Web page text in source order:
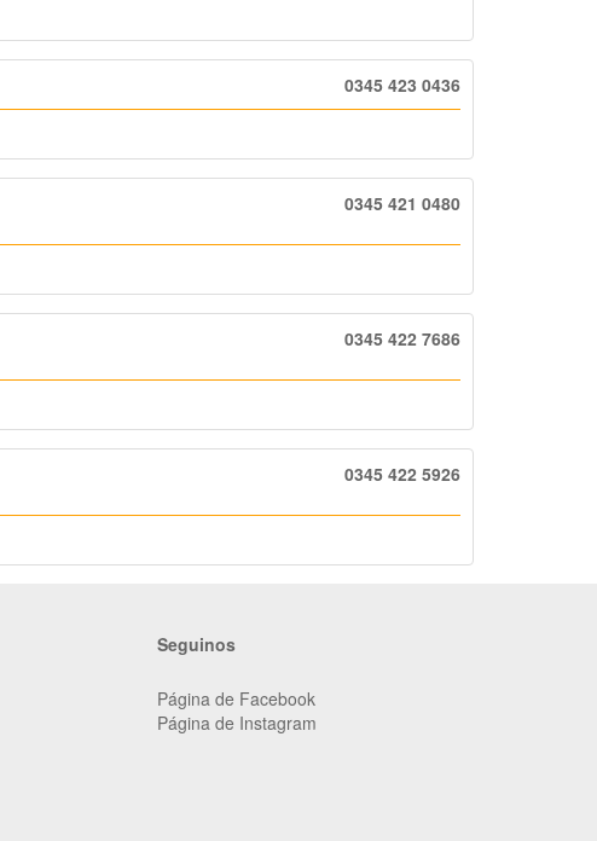
0345 423 0436
0345 421 0480
0345 422 7686
0345 422 5926
Seguinos
Página de Facebook
Página de Instagram